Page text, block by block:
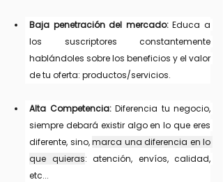
Baja penetración del mercado: Educa a
los suscriptores constantemente
hablándoles sobre los beneficios y el valor
de tu oferta: productos/servicios.
Alta Competencia: Diferencia tu negocio,
siempre debará existir algo en lo que eres
diferente, sino, marca una diferencia en lo
que quieras: atención, envíos, calidad,
etc...